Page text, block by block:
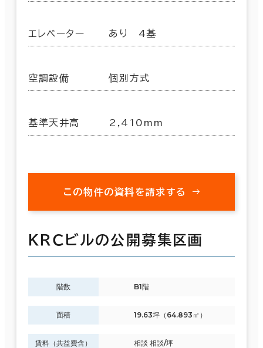
エレベーター あり 4基
空調設備 個別方式
基準天井高 2,410mm
この物件の資料を請求する
ＫＲＣビルの公開募集区画
階数 B1階
面積 19.63坪（64.893㎡）
賃料（共益費含） 相談 相談/坪